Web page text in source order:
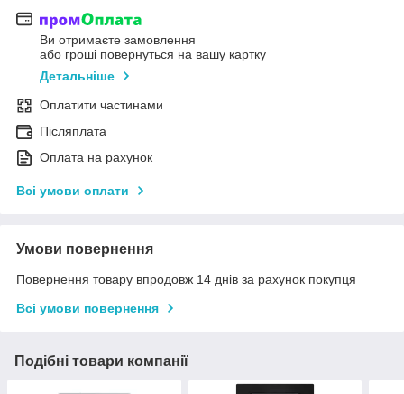
Ви отримаєте замовлення
або гроші повернуться на вашу картку
Детальніше
Оплатити частинами
Післяплата
Оплата на рахунок
Всі умови оплати
Умови повернення
Повернення товару впродовж 14 днів за рахунок покупця
Всі умови повернення
Подібні товари компанії